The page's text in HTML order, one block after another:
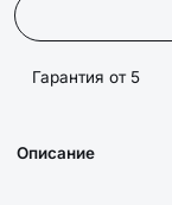
Гарантия от 5
Описание